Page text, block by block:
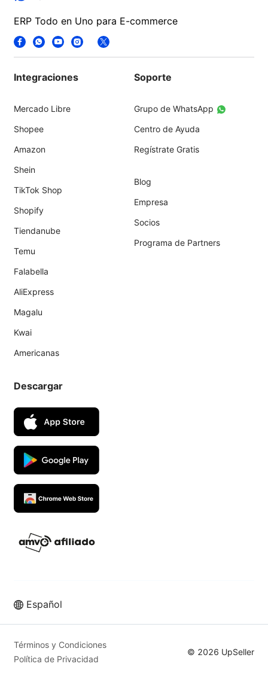
Vende más en los mejores
ERP Todo en Uno para E-commerce
Integraciones
Mercado Libre
Shopee
Amazon
Shein
TikTok Shop
Shopify
Tiendanube
Temu
Falabella
AliExpress
Magalu
Kwai
Americanas
Soporte
Grupo de WhatsApp
Centro de Ayuda
Regístrate Gratis
Blog
Empresa
Socios
Programa de Partners
Descargar
Español
Términos y Condiciones
Política de Privacidad
© 2026 UpSeller